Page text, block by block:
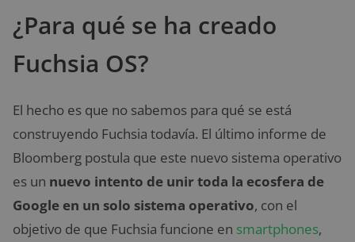
¿Para qué se ha creado
Fuchsia OS?
El hecho es que no sabemos para qué se está
construyendo Fuchsia todavía. El último informe de
Bloomberg postula que este nuevo sistema operativo
es un nuevo intento de unir toda la ecosfera de
Google en un solo sistema operativo, con el
objetivo de que Fuchsia funcione en smartphones,